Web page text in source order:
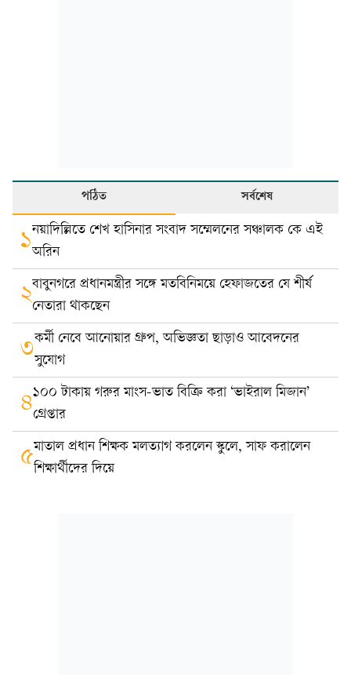
পঠিত সর্বশেষ
১নয়াদিল্লিতে শেখ হাসিনার সংবাদ সম্মেলনের সঞ্চালক কে এই
অরিন
২বাবুনগরে প্রধানমন্ত্রীর সঙ্গে মতবিনিময়ে হেফাজতের যে শীর্ষ
নেতারা থাকছেন
৩কর্মী নেবে আনোয়ার গ্রুপ, অভিজ্ঞতা ছাড়াও আবেদনের
সুযোগ
৪১০০ টাকায় গরুর মাংস-ভাত বিক্রি করা ‘ভাইরাল মিজান’
গ্রেপ্তার
৫মাতাল প্রধান শিক্ষক মলত্যাগ করলেন স্কুলে, সাফ করালেন
শিক্ষার্থীদের দিয়ে